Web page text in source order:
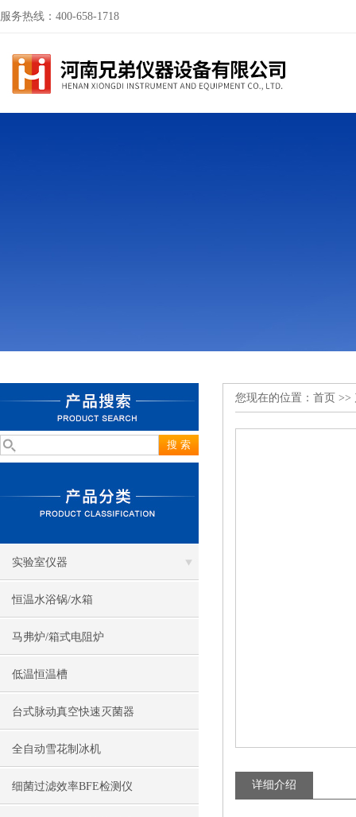
服务热线：400-658-1718
实验室仪器
恒温水浴锅/水箱
马弗炉/箱式电阻炉
低温恒温槽
台式脉动真空快速灭菌器
全自动雪花制冰机
细菌过滤效率BFE检测仪
您现在的位置： 首页 >>
详细介绍